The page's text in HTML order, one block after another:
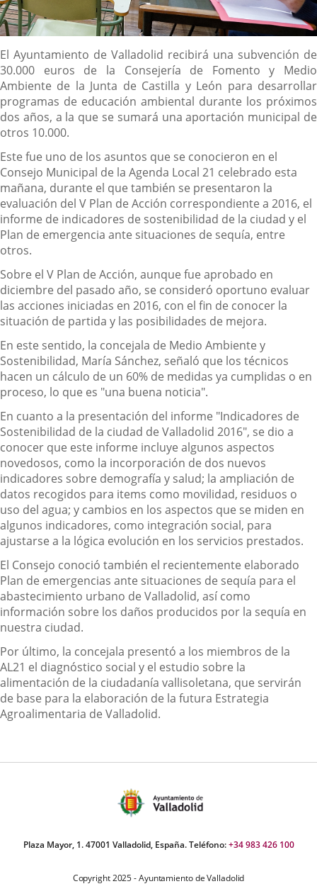
Descripción
El Ayuntamiento de Valladolid recibirá una subvención de
30.000 euros de la Consejería de Fomento y Medio
Ambiente de la Junta de Castilla y León para desarrollar
programas de educación ambiental durante los próximos
dos años, a la que se sumará una aportación municipal de
otros 10.000.
Este fue uno de los asuntos que se conocieron en el
Consejo Municipal de la Agenda Local 21 celebrado esta
mañana, durante el que también se presentaron la
evaluación del V Plan de Acción correspondiente a 2016, el
informe de indicadores de sostenibilidad de la ciudad y el
Plan de emergencia ante situaciones de sequía, entre
otros.
Sobre el V Plan de Acción, aunque fue aprobado en
diciembre del pasado año, se consideró oportuno evaluar
las acciones iniciadas en 2016, con el fin de conocer la
situación de partida y las posibilidades de mejora.
En este sentido, la concejala de Medio Ambiente y
Sostenibilidad, María Sánchez, señaló que los técnicos
hacen un cálculo de un 60% de medidas ya cumplidas o en
proceso, lo que es "una buena noticia".
En cuanto a la presentación del informe "Indicadores de
Sostenibilidad de la ciudad de Valladolid 2016", se dio a
conocer que este informe incluye algunos aspectos
novedosos, como la incorporación de dos nuevos
indicadores sobre demografía y salud; la ampliación de
datos recogidos para items como movilidad, residuos o
uso del agua; y cambios en los aspectos que se miden en
algunos indicadores, como integración social, para
ajustarse a la lógica evolución en los servicios prestados.
El Consejo conoció también el recientemente elaborado
Plan de emergencias ante situaciones de sequía para el
abastecimiento urbano de Valladolid, así como
información sobre los daños producidos por la sequía en
nuestra ciudad.
Por último, la concejala presentó a los miembros de la
AL21 el diagnóstico social y el estudio sobre la
alimentación de la ciudadanía vallisoletana, que servirán
de base para la elaboración de la futura Estrategia
Agroalimentaria de Valladolid.
Plaza Mayor, 1. 47001 Valladolid, España. Teléfono:+34 983 426 100
Copyright 2025 - Ayuntamiento de Valladolid